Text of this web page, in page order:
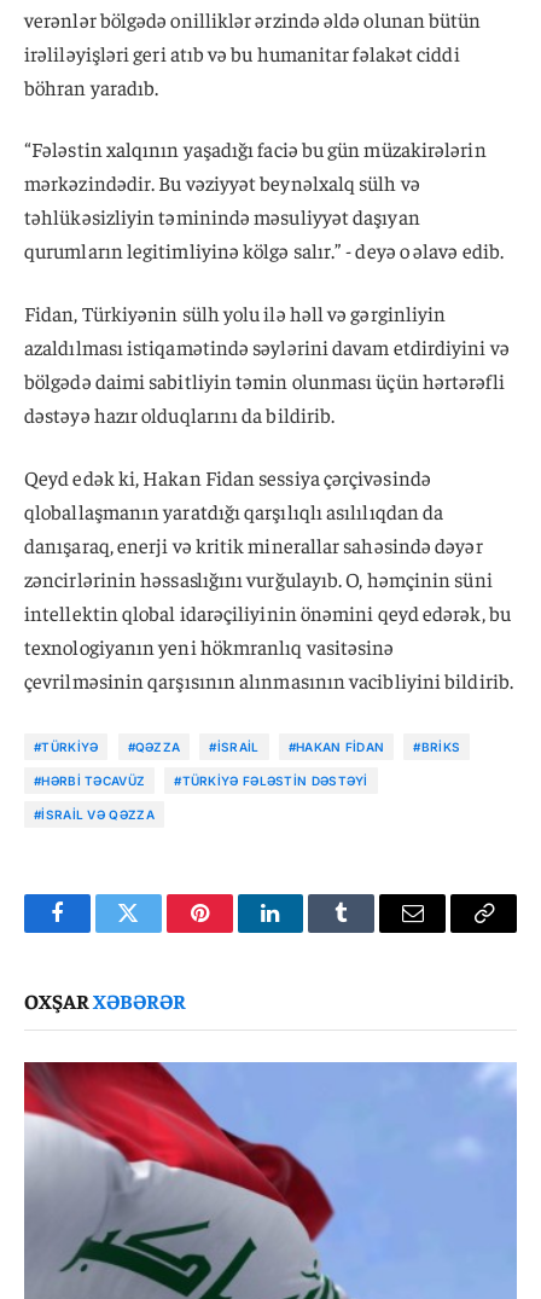
verənlər bölgədə onilliklər ərzində əldə olunan bütün
irəliləyişləri geri atıb və bu humanitar fəlakət ciddi
böhran yaradıb.
“Fələstin xalqının yaşadığı faciə bu gün müzakirələrin
mərkəzindədir. Bu vəziyyət beynəlxalq sülh və
təhlükəsizliyin təminində məsuliyyət daşıyan
qurumların legitimliyinə kölgə salır.” - deyə o əlavə edib.
Fidan, Türkiyənin sülh yolu ilə həll və gərginliyin
azaldılması istiqamətində səylərini davam etdirdiyini və
bölgədə daimi sabitliyin təmin olunması üçün hərtərəfli
dəstəyə hazır olduqlarını da bildirib.
Qeyd edək ki, Hakan Fidan sessiya çərçivəsində
qloballaşmanın yaratdığı qarşılıqlı asılılıqdan da
danışaraq, enerji və kritik minerallar sahəsində dəyər
zəncirlərinin həssaslığını vurğulayıb. O, həmçinin süni
intellektin qlobal idarəçiliyinin önəmini qeyd edərək, bu
texnologiyanın yeni hökmranlıq vasitəsinə
çevrilməsinin qarşısının alınmasının vacibliyini bildirib.
#TÜRKIYƏ #QƏZZA #İSRAIL #HAKAN FIDAN #BRİKS
#HƏRBI TƏCAVÜZ #TÜRKIYƏ FƏLƏSTIN DƏSTƏYI
#İSRAIL VƏ QƏZZA
FacebookTwitter PinterestLinkedInTumblr Email
Copy
OXŞARXƏBƏRƏR